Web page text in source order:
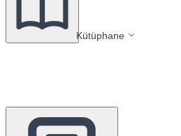
Kütüphane